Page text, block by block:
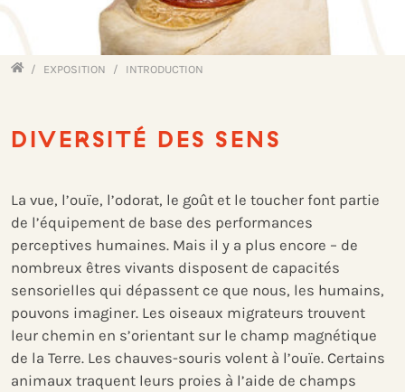
Von Sinnen FR
EXPOSITION INTRODUCTION
DIVERSITÉ DES SENS
La vue, l’ouïe, l’odorat, le goût et le toucher font partie
de l’équipement de base des performances
perceptives humaines. Mais il y a plus encore – de
nombreux êtres vivants disposent de capacités
sensorielles qui dépassent ce que nous, les humains,
pouvons imaginer. Les oiseaux migrateurs trouvent
leur chemin en s’orientant sur le champ magnétique
de la Terre. Les chauves-souris volent à l’ouïe. Certains
animaux traquent leurs proies à l’aide de champs